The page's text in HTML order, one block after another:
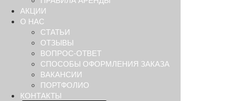
АКЦИИ
О НАС
СТАТЬИ
ОТЗЫВЫ
ВОПРОС-ОТВЕТ
СПОСОБЫ ОФОРМЛЕНИЯ ЗАКАЗА
ВАКАНСИИ
ПОРТФОЛИО
КОНТАКТЫ